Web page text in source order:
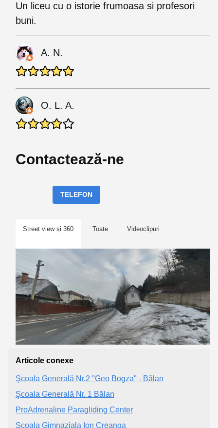
Un liceu cu o istorie frumoasa si profesori
buni.
A. N.
O. L. A.
Contactează-ne
TELEFON
Street view și 360 Toate Videoclipuri
Articole conexe
Şcoala Generală Nr.2 "Geo Bogza" - Bălan
Şcoala Generală Nr. 1 Bălan
ProAdrenaline Paragliding Center
Scoala Gimnaziala Ion Creanga